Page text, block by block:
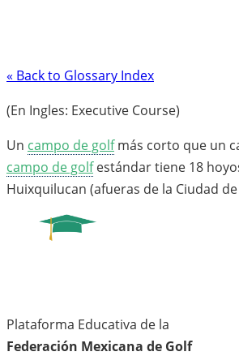
« Back to Glossary Index
(En Ingles: Executive Course)
Un campo de golfmás corto que un
campo de golfestándar tiene 18
Huixquilucan (afueras de la Ciudad
Plataforma Educativa de la
Federación Mexicana de Golf